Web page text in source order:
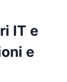
IT e
e